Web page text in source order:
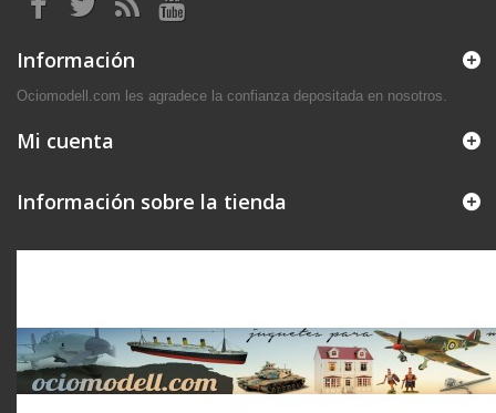
Información
Ociomodell.com les agradece la confianza depositada en nosotros.
Mi cuenta
Información sobre la tienda